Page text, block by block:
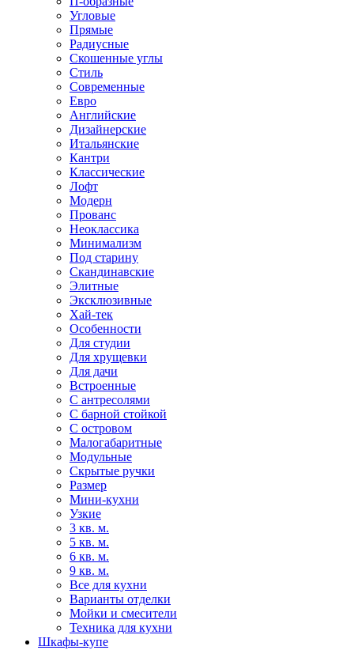
Угловые
Прямые
Радиусные
Скошенные углы
Стиль
Современные
Евро
Английские
Дизайнерские
Итальянские
Кантри
Классические
Лофт
Модерн
Прованс
Неоклассика
Минимализм
Под старину
Скандинавские
Элитные
Эксклюзивные
Хай-тек
Особенности
Для студии
Для хрущевки
Для дачи
Встроенные
С антресолями
С барной стойкой
С островом
Малогабаритные
Модульные
Скрытые ручки
Размер
Мини-кухни
Узкие
3 кв. м.
5 кв. м.
6 кв. м.
9 кв. м.
Все для кухни
Варианты отделки
Мойки и смесители
Техника для кухни
Шкафы-купе